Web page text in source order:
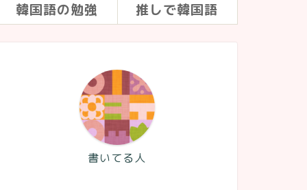
韓国語の勉強 推しで韓国語
書いてる人